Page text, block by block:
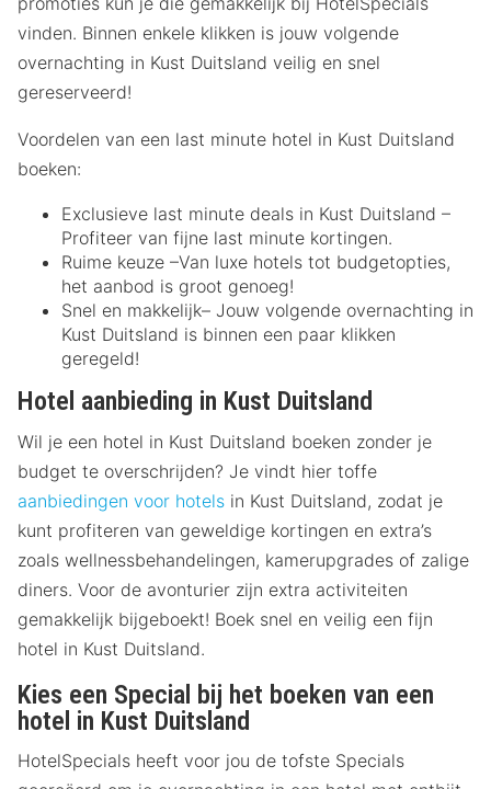
vinden. Binnen enkele klikken is jouw volgende
overnachting in Kust Duitsland veilig en snel
gereserveerd!
Voordelen van een last minute hotel in Kust Duitsland
boeken:
Exclusieve last minute deals in Kust Duitsland –
Profiteer van fijne last minute kortingen.
Ruime keuze –Van luxe hotels tot budgetopties,
het aanbod is groot genoeg!
Snel en makkelijk– Jouw volgende overnachting in
Kust Duitsland is binnen een paar klikken
geregeld!
Hotel aanbieding in Kust Duitsland
Wil je een hotel in Kust Duitsland boeken zonder je
budget te overschrijden? Je vindt hier toffe
aanbiedingen voor hotels in Kust Duitsland, zodat je
kunt profiteren van geweldige kortingen en extra’s
zoals wellnessbehandelingen, kamerupgrades of zalige
diners. Voor de avonturier zijn extra activiteiten
gemakkelijk bijgeboekt! Boek snel en veilig een fijn
hotel in Kust Duitsland.
Kies een Special bij het boeken van een
hotel in Kust Duitsland
HotelSpecials heeft voor jou de tofste Specials